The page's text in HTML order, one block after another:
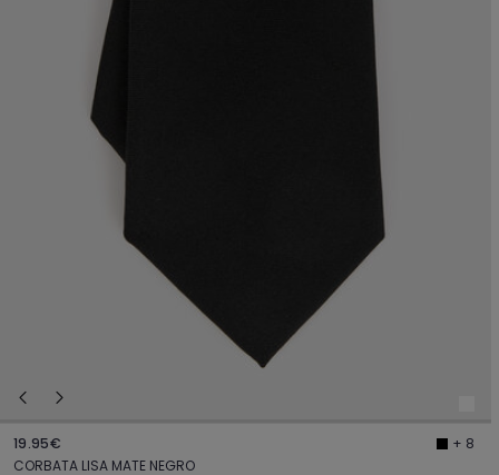
19.95€
+ 8
CORBATA LISA MATE NEGRO